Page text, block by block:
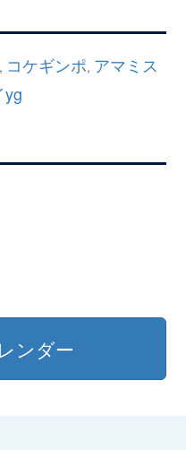
, コケギンポ, アマミス
yg
ンダー